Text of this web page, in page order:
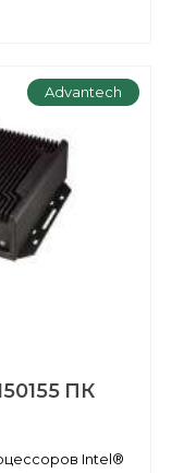
Advantech
ПК
Intel®